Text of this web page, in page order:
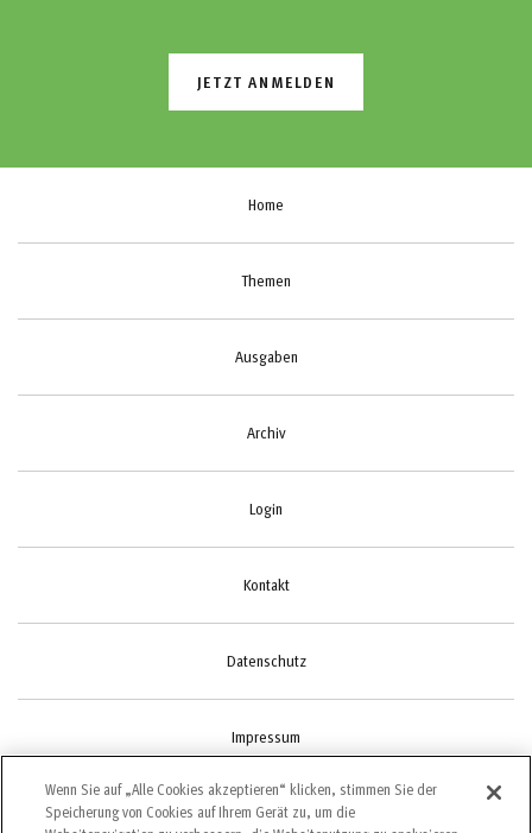
JETZT ANMELDEN
Home
Themen
Ausgaben
Archiv
Login
Kontakt
Datenschutz
Impressum
Cookie-Einstellungen
Wenn Sie auf „Alle Cookies akzeptieren“ klicken, stimmen Sie der
Speicherung von Cookies auf Ihrem Gerät zu, um die